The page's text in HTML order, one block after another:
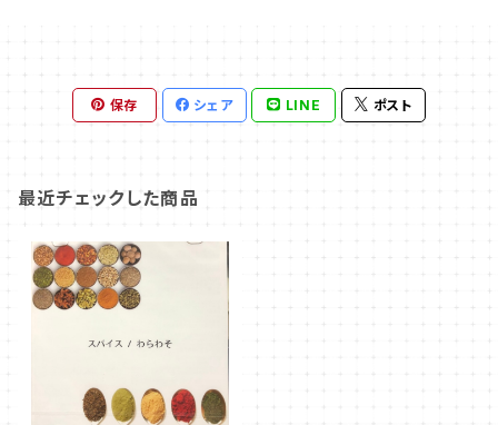
保存 シェア LINE ポスト
最近チェックした商品